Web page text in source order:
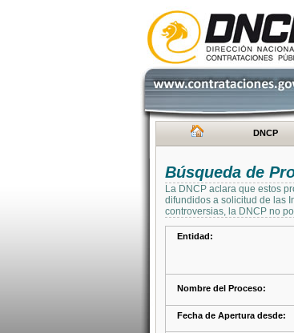
DNCP
Búsqueda de
La DNCP aclara que estos
difundidos a solicitud de las
controversias, la DNCP no
Entidad:
Nombre del Proceso:
Fecha de Apertura desde: